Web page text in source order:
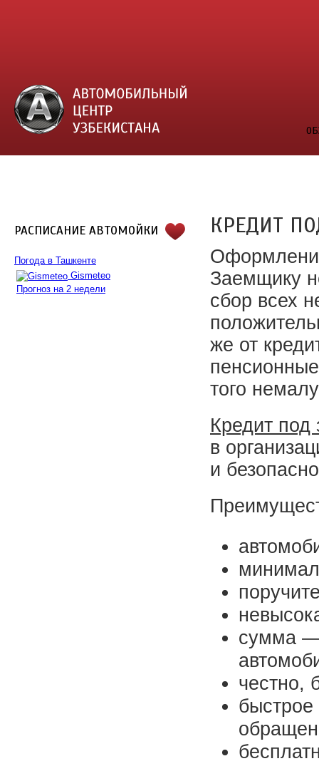
РАСПИСАНИЕ АВТОМОЙКИ
Погода в Ташкенте
Gismeteo
Прогноз на 2 недели
КРЕДИТ
Заемщику
сбор всех
же от
того
Кредит под
в
и
сумма —
честно,